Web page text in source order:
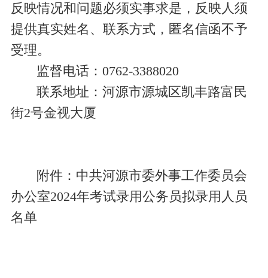
反映情况和问题必须实事求是，反映人须
提供真实姓名、联系方式，匿名信函不予
受理。
监督电话： 0762-3388020
联系地址：河源市源城区凯丰路富民
街2号金视大厦
附件： 中共河源市委外事工作委员会
办公室2024年考试录用公务员拟录用人员
名单